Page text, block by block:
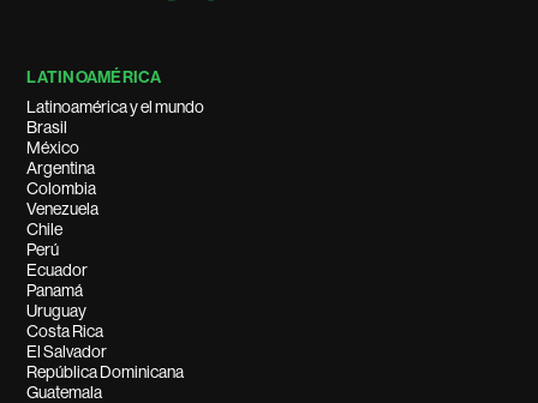
LATINOAMÉRICA
Latinoamérica y el mundo
Brasil
México
Argentina
Colombia
Venezuela
Chile
Perú
Ecuador
Panamá
Uruguay
Costa Rica
El Salvador
República Dominicana
Guatemala